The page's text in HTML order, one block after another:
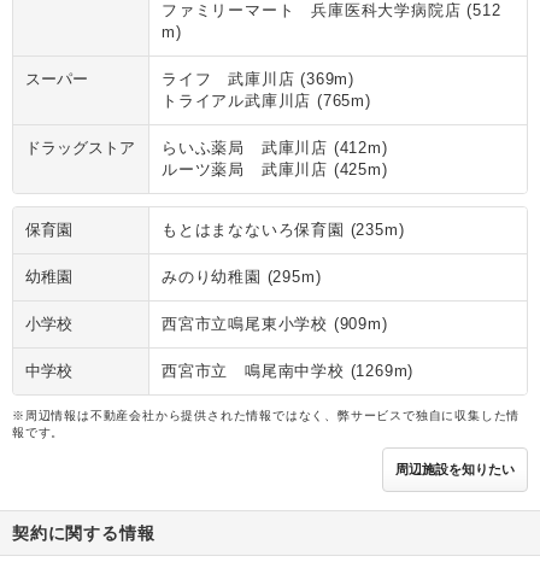
ファミリーマート 兵庫医科大学病院店 (512
m)
スーパー
ライフ 武庫川店 (369m)
トライアル武庫川店 (765m)
ドラッグストア
らいふ薬局 武庫川店 (412m)
ルーツ薬局 武庫川店 (425m)
保育園 もとはまなないろ保育園 (235m)
幼稚園 みのり幼稚園 (295m)
小学校 西宮市立鳴尾東小学校 (909m)
中学校 西宮市立 鳴尾南中学校 (1269m)
※周辺情報は不動産会社から提供された情報ではなく、弊サービスで独自に収集した情
報です。
周辺施設を知りたい
契約に関する情報